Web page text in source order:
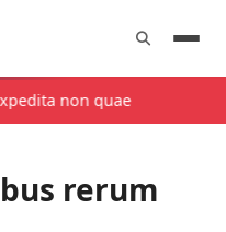
non quae
rerum